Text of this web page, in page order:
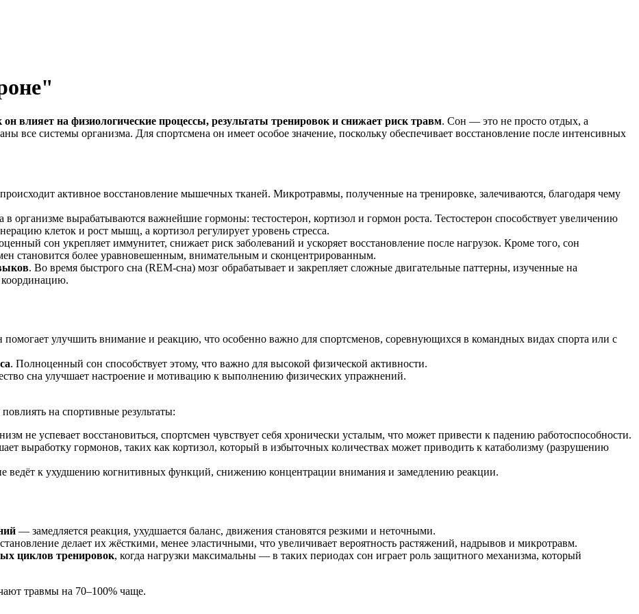
влияет на физиологические процессы, результаты тренировок и снижает риск травм. Сон — это не просто отдых, а
все системы организма. Для спортсмена он имеет особое значение, поскольку обеспечивает восстановление после интенсивных
активное восстановление мышечных тканей. Микротравмы, полученные на тренировке, залечиваются, благодаря чему
в организме вырабатываются важнейшие гормоны: тестостерон, кортизол и гормон роста. Тестостерон способствует увеличению
клеток и рост мышц, а кортизол регулирует уровень стресса.
сон укрепляет иммунитет, снижает риск заболеваний и ускоряет восстановление после нагрузок. Кроме того, сон
становится более уравновешенным, внимательным и сконцентрированным.
. Во время быстрого сна (REM-сна) мозг обрабатывает и закрепляет сложные двигательные паттерны, изученные на
координацию.
улучшить внимание и реакцию, что особенно важно для спортсменов, соревнующихся в командных видах спорта или с
. Полноценный сон способствует этому, что важно для высокой физической активности.
сна улучшает настроение и мотивацию к выполнению физических упражнений.
на спортивные результаты:
не успевает восстановиться, спортсмен чувствует себя хронически усталым, что может привести к падению работоспособности.
выработку гормонов, таких как кортизол, который в избыточных количествах может приводить к катаболизму (разрушению
ведёт к ухудшению когнитивных функций, снижению концентрации внимания и замедлению реакции.
— замедляется реакция, ухудшается баланс, движения становятся резкими и неточными.
делает их жёсткими, менее эластичными, что увеличивает вероятность растяжений, надрывов и микротравм.
циклов тренировок, когда нагрузки максимальны — в таких периодах сон играет роль защитного механизма, который
травмы на 70–100% чаще.